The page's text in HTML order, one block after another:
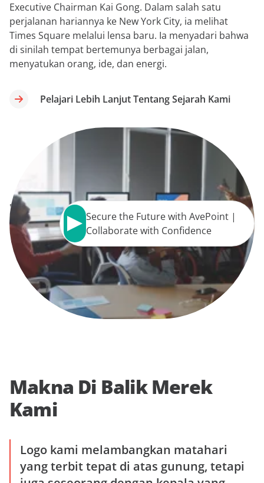
Executive Chairman Kai Gong. Dalam salah satu
perjalanan hariannya ke New York City, ia melihat
Times Square melalui lensa baru. Ia menyadari bahwa
di sinilah tempat bertemunya berbagai jalan,
menyatukan orang, ide, dan energi.
Pelajari Lebih Lanjut Tentang Sejarah Kami
" aria-
label=Play>
Secure the Future with AvePoint |
Collaborate with Confidence
Makna Di Balik Merek
Kami
Logo kami melambangkan matahari
yang terbit tepat di atas gunung, tetapi